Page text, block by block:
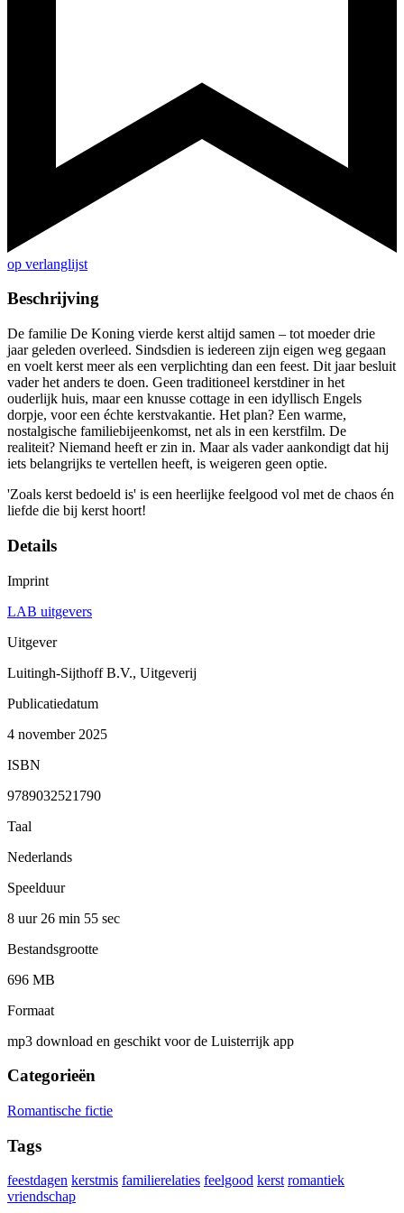
op verlanglijst
Beschrijving
De familie De Koning vierde kerst altijd samen – tot moeder drie
jaar geleden overleed. Sindsdien is iedereen zijn eigen weg gegaan
en voelt kerst meer als een verplichting dan een feest. Dit jaar besluit
vader het anders te doen. Geen traditioneel kerstdiner in het
ouderlijk huis, maar een knusse cottage in een idyllisch Engels
dorpje, voor een échte kerstvakantie. Het plan? Een warme,
nostalgische familiebijeenkomst, net als in een kerstfilm. De
realiteit? Niemand heeft er zin in. Maar als vader aankondigt dat hij
iets belangrijks te vertellen heeft, is weigeren geen optie.
'Zoals kerst bedoeld is' is een heerlijke feelgood vol met de chaos én
liefde die bij kerst hoort!
Details
Imprint
LAB uitgevers
Uitgever
Luitingh-Sijthoff B.V., Uitgeverij
Publicatiedatum
4 november 2025
ISBN
9789032521790
Taal
Nederlands
Speelduur
8 uur 26 min 55 sec
Bestandsgrootte
696 MB
Formaat
mp3 download en geschikt voor de Luisterrijk app
Categorieën
Romantische fictie
Tags
feestdagen kerstmis familierelaties feelgood kerst romantiek
vriendschap